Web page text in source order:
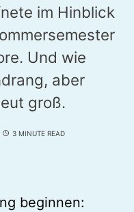
im Hinblick
Und wie
aber
groß.
3 MINUTE READ
beginnen: